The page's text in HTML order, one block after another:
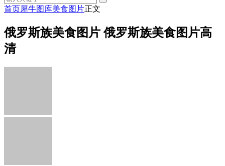
首页犀牛图库美食图片正文
俄罗斯族美食图片 俄罗斯族美食图片高
清